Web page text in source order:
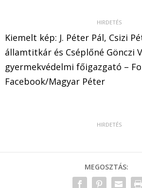
Kiemelt kép: J. Péter Pál, Csizi
államtitkár és Cséplőné Gönczi
gyermekvédelmi főigazgató –
Facebook/Magyar Péter
MEGOSZTÁS: